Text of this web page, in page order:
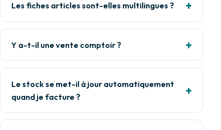
Les fiches articles sont-elles multilingues ?
Y a-t-il une vente comptoir ?
Le stock se met-il à jour automatiquement
quand je facture ?